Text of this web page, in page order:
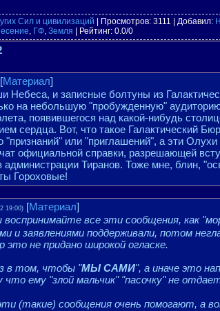
Сил и цивилизаций Просмотров: 3111 | Добавил:
, ГФ, Земля Рейтинг: 0.0/0
[Материал]
Небеса, и записные болтуны из
на небольшую "пробужденную"
появившегося над какой-нибудь
сердца. Вот, что такое Галактический
"признаний" или "приглашений", а эти
официальной справки, разрешающей
администрации Тиранов. Тоже мне, блин,
Гороховые!
19:00) [Материал]
все эти сообщения, как
и заявлениями поддерживали, потом
это не придано широкой огласке.
в том, чтобы "МЫ САМИ", а иначе это
что ему "злой мальчик" "пасочку" не
(такие) сообщения очень помогают, а